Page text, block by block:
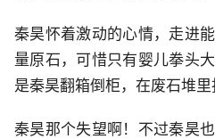
秦昊怀着激动的心情，走进
量原石，可惜只有婴儿拳头
是秦昊翻箱倒柜，在废石堆里
秦昊那个失望啊！不过秦昊